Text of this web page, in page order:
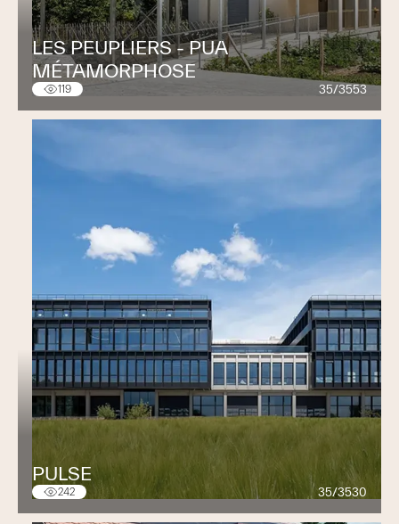
LES PEUPLIERS - PUA
MÉTAMORPHOSE
119 35/3553
PULSE
242 35/3530